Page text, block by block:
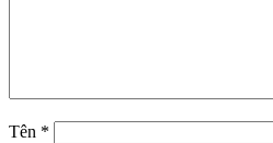
Tên *